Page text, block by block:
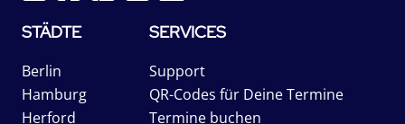
STÄDTE
Berlin
Hamburg
Herford
SERVICES
Support
QR-Codes für Deine Termine
Termine buchen